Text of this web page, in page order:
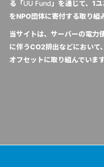
る「UU Fund」を通じて、1
をNPO団体に寄付する取り組
当サイトは、サーバーの電力
に伴うCO2排出などにおいて
オフセットに取り組んでいま